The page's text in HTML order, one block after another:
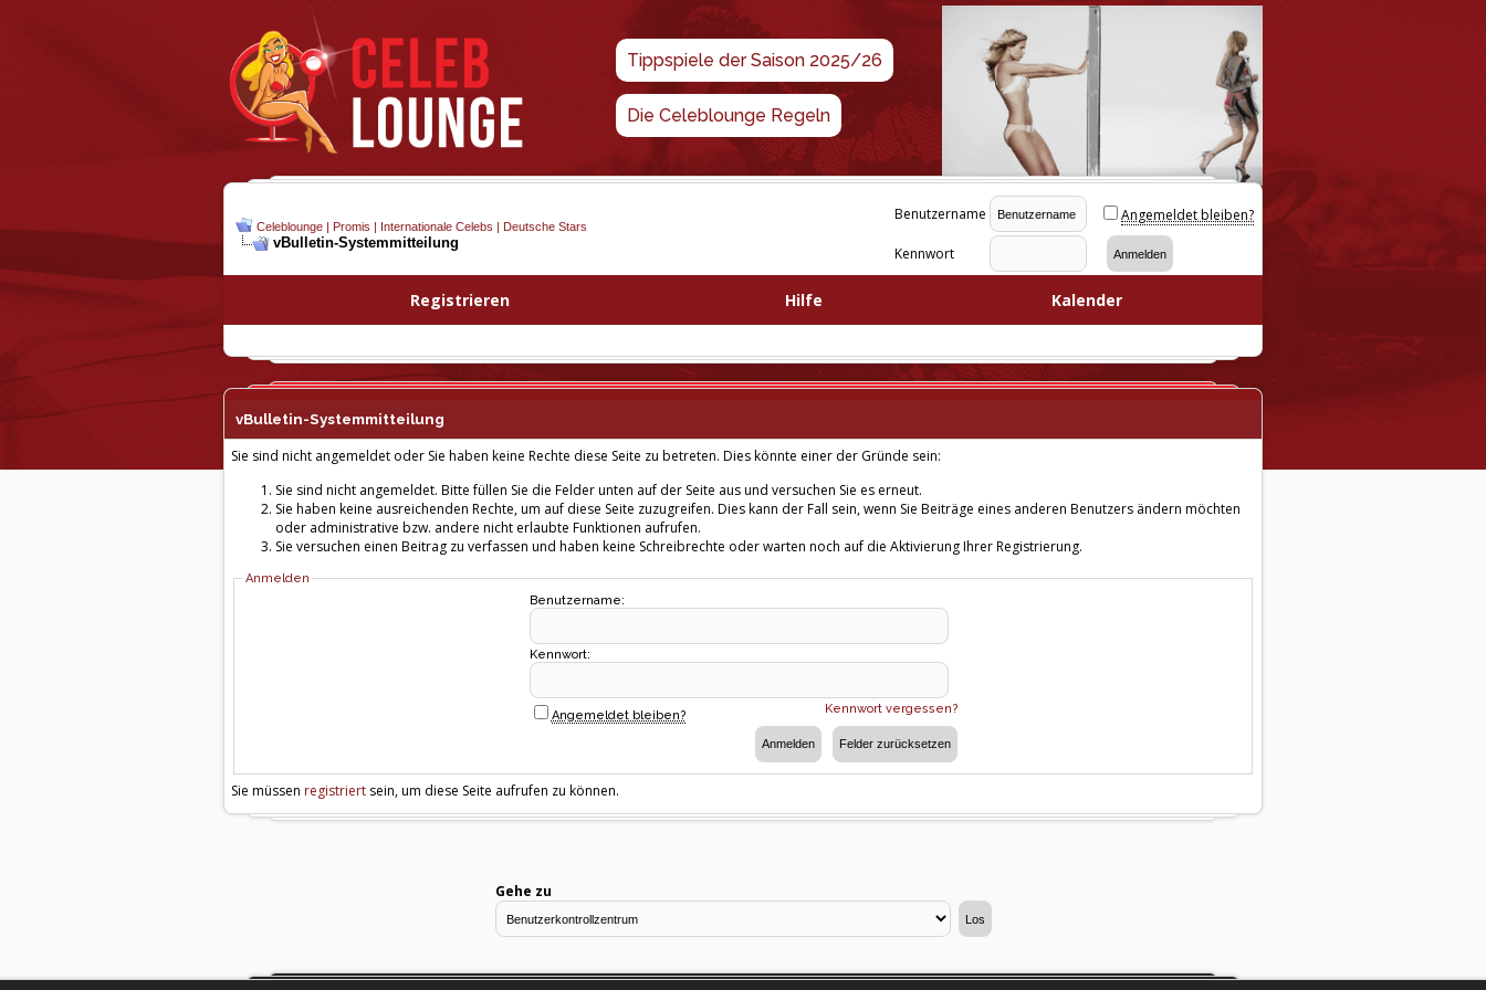
Tippspiele der Saison 2025/26
Die Celeblounge Regeln
Celeblounge | Promis | Internationale Celebs | Deutsche Stars
vBulletin-Systemmitteilung
Benutzername Angemeldet bleiben?
Kennwort
Registrieren Hilfe Kalender
vBulletin-Systemmitteilung
Sie sind nicht angemeldet oder Sie haben keine Rechte diese Seite zu betreten. Dies könnte einer der Gründe sein:
Sie sind nicht angemeldet. Bitte füllen Sie die Felder unten auf der Seite aus und versuchen Sie es erneut.
Sie haben keine ausreichenden Rechte, um auf diese Seite zuzugreifen. Dies kann der Fall sein, wenn Sie Beiträge eines anderen Benutzers ändern möchten
oder administrative bzw. andere nicht erlaubte Funktionen aufrufen.
Sie versuchen einen Beitrag zu verfassen und haben keine Schreibrechte oder warten noch auf die Aktivierung Ihrer Registrierung.
Anmelden
Benutzername:
Kennwort:
Kennwort vergessen?
Angemeldet bleiben?
Sie müssen registriert sein, um diese Seite aufrufen zu können.
Gehe zu